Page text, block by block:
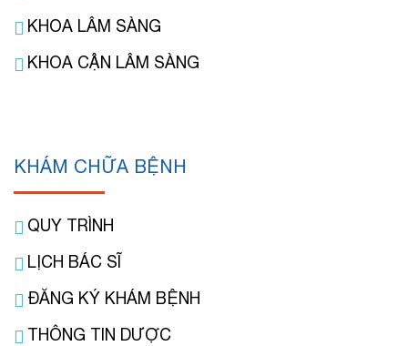
KHOA LÂM SÀNG
KHOA CẬN LÂM SÀNG
KHÁM CHỮA BỆNH
QUY TRÌNH
LỊCH BÁC SĨ
ĐĂNG KÝ KHÁM BỆNH
THÔNG TIN DƯỢC